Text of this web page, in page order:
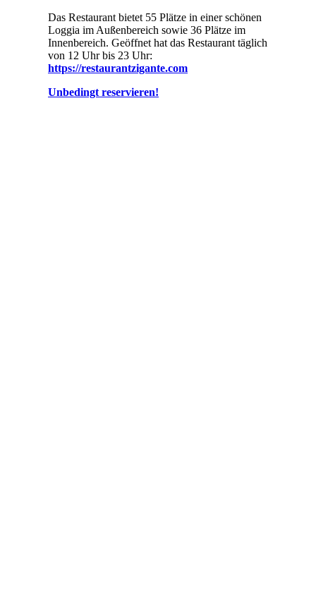
Das Restaurant bietet 55 Plätze in einer schönen
Loggia im Außenbereich sowie 36 Plätze im
Innenbereich. Geöffnet hat das Restaurant täglich
von 12 Uhr bis 23 Uhr:
https://restaurantzigante.com
Unbedingt reservieren!